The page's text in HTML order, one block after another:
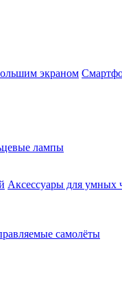
экраном
лампы
Аксессуары для умных
самолёты